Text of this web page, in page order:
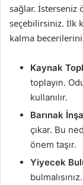
sağlar. İsterseniz
seçebilirsiniz. İlk
kalma
Kaynak
toplayın.
kullanılır.
Barınak
çıkar. Bu
önem taşır.
Yiyecek